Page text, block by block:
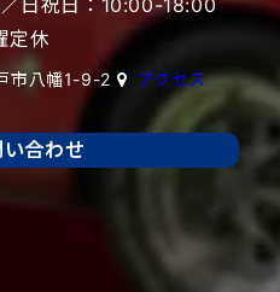
定休
市八幡1-9-2 アクセス
い合わせ